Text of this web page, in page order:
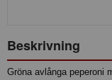
Beskrivning
Gröna avlånga peperoni